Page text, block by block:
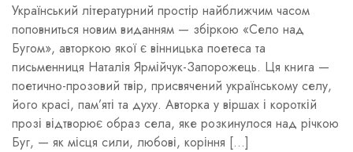
Український літературний простір найближчим часом
поповниться новим виданням — збіркою «Село над
Бугом», авторкою якої є вінницька поетеса та
письменниця Наталія Ярмійчук-Запорожець. Ця книга —
поетично-прозовий твір, присвячений українському селу,
його красі, пам’яті та духу. Авторка у віршах і короткій
прозі відтворює образ села, яке розкинулося над річкою
Буг, — як місця сили, любові, коріння […]